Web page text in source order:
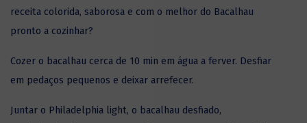
receita colorida, saborosa e com o melhor do Bacalhau
pronto a cozinhar?
Cozer o bacalhau cerca de 10 min em água a ferver. Desfiar
em pedaços pequenos e deixar arrefecer.
Juntar o Philadelphia light, o bacalhau desfiado,